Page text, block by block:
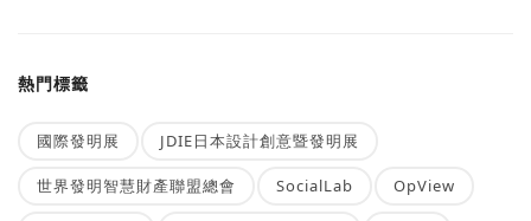
熱門標籤
國際發明展 JDIE日本設計創意暨發明展
世界發明智慧財產聯盟總會 SocialLab OpView